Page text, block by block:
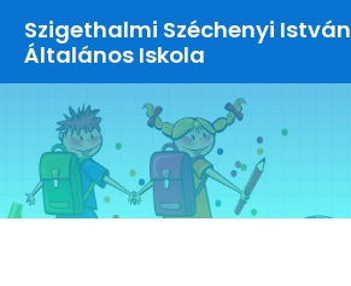
Szigethalmi Széchenyi István
Általános Iskola